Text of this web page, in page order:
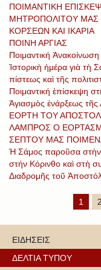
ΠΟΙΜΑΝΤΙΚΗ
ΜΗΤΡΟΠΟΛΙΤΟΥ ΜΑΣ
ΚΟΡΣΕΩΝ ΚΑΙ ΙΚΑΡΙΑ
ΠΟΙΝΗ ΑΡΓΙΑΣ
Ποιμαντική Ἀνακοίνωση
Ἱστορικὴ ἡμέρα γιὰ τὴ
πίστεως καὶ τῆς
Ποιμαντική ἐπίσκεψη
Ἀγιασμὸς ἐνάρξεως
ΕΟΡΤΗ ΤΟΥ
ΛΑΜΠΡΟΣ Ο
ΣΕΠΤΟΥ ΜΑΣ
Ἡ Σάμος παροῦσα στὴν
στήν Κόρινθο καὶ στὴ
Διαδρομῆς τοῦ
1 2
ΕΙΔΗΣΕΙΣ
ΔΕΛΤΙΑ ΤΥΠΟΥ